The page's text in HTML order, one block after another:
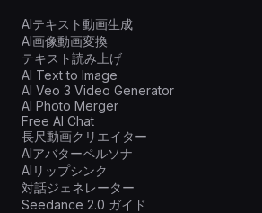
AIテキスト動画生成
AI画像動画変換
テキスト読み上げ
AI Text to Image
AI Veo 3 Video Generator
AI Photo Merger
Free AI Chat
長尺動画クリエイター
AIアバターペルソナ
AIリップシンク
対話ジェネレーター
Seedance 2.0 ガイド